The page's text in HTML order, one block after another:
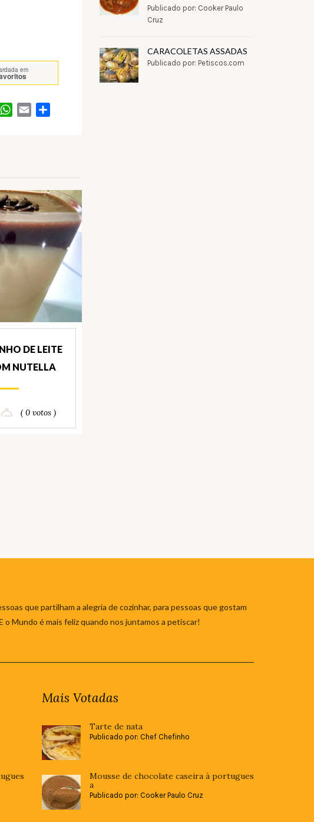
em
PinterestWhatsApp
Email
DE LEITE
NUTELLA
( 0 votos )
Publicado por: Cooker Paulo
Cruz
CARACOLETAS ASSADAS
Publicado por: Petiscos.com
que partilham a alegria de cozinhar, para pessoas que gostam
Mundo é mais feliz quando nos juntamos a petiscar!
Mais Votadas
Tarte de nata
Publicado por: Chef Chefinho
Mousse de chocolate caseira à portugues
a
Publicado por: Cooker Paulo Cruz